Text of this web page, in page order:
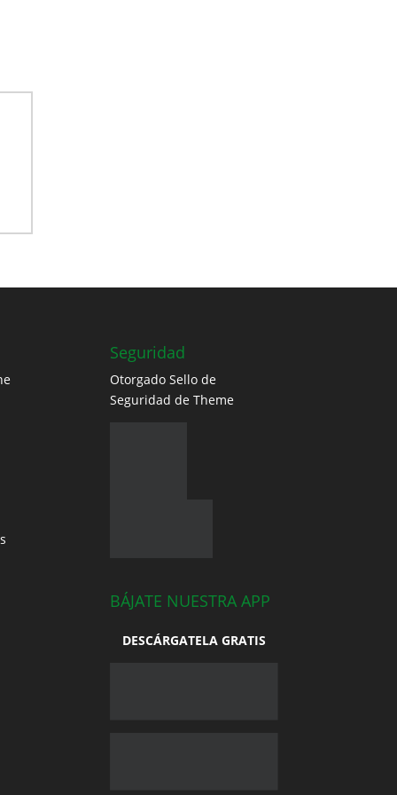
Seguridad
Otorgado Sello de
Seguridad de Theme
BÁJATE NUESTRA APP
DESCÁRGATELA GRATIS